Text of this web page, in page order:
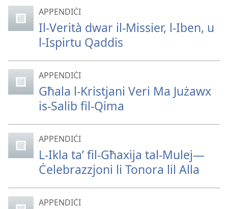
APPENDIĊI
Il-Verità dwar il-Missier, l-Iben, u
l-Ispirtu Qaddis
APPENDIĊI
Għala l-Kristjani Veri Ma Jużawx
is-Salib fil-Qima
APPENDIĊI
L-Ikla taʼ fil-Għaxija tal-Mulej—
Ċelebrazzjoni li Tonora lil Alla
APPENDIĊI